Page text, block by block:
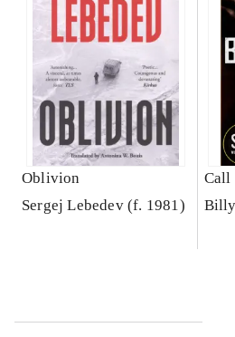
Oblivion
Sergej Lebedev (f. 1981)